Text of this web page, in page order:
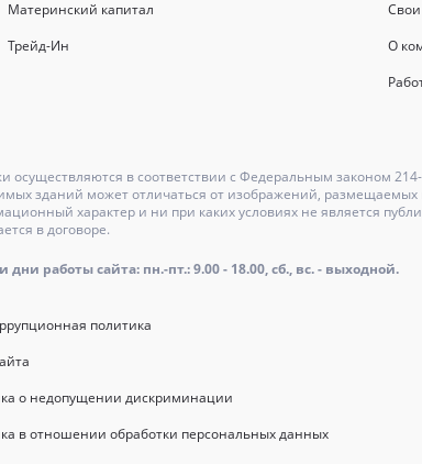
Материнский капитал
Трейд-Ин
О
осуществляются в соответствии с Федеральным законом
зданий может отличаться от изображений,
характер и ни при каких условиях не является
в договоре.
дни работы сайта: пн.-пт.: 9.00 - 18.00, сб., вс. - выходной.
политика
о недопущении дискриминации
в отношении обработки персональных данных